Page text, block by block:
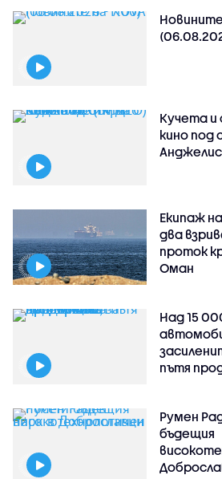
Новините
Кучета и
кино под
Екипаж
два
проток
Оман
Над 15
пътя
Румен
бъдещия